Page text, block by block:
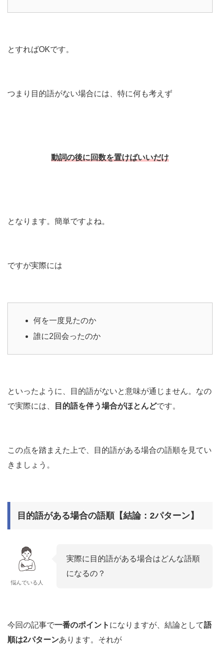
とすればOKです。
つまり目的語がない場合には、特に何も考えず
動詞の後に回数を置けばいいだけ
となります。簡単ですよね。
ですが実際には
何を一度見たのか
誰に2回会ったのか
といったように、目的語がないと意味が通じません。なの
で実際には、
目的語を伴う場合がほとんどです。
この点を踏まえた上で、目的語がある場合の語順を見てい
きましょう。
目的語がある場合の語順【結論：2パターン】
悩んでいる人
実際に目的語がある場合はどんな語順
になるの？
今回の記事で一番のポイント になりますが、結論として語
順は2パターンあります。それが